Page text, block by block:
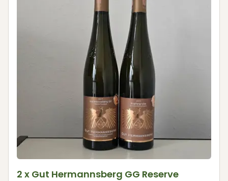
2 x Gut Hermannsberg GG Reserve